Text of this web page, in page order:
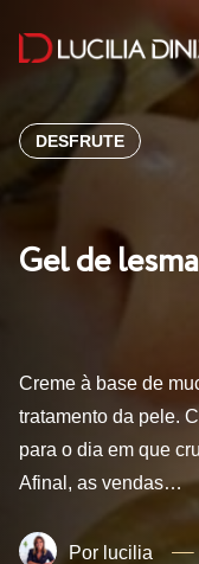
DESFRUTE
Gel de
Creme à base de
tratamento da pele.
para o dia em que
Afinal, as vendas…
lucilia